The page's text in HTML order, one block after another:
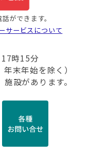
ができます。
サービスについて
時15分
末年始を除く）
設があります。